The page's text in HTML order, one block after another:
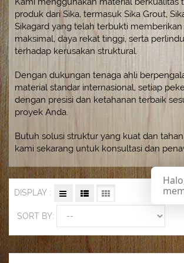
produk dariSika, termasuk Sika Grout,
Sikagard yang telah terbukti
maksimal, daya rekat tinggi, serta
terhadap kerusakan struktural.
Dengan dukungan tenaga ahli
material standar internasional, setiap
dengan presisi dan ketahanan terbaik
proyek Anda.
Butuh solusi struktur yang kuat dan
kami sekarang untuk konsultasi dan
DISPLAY :
SORT BY: